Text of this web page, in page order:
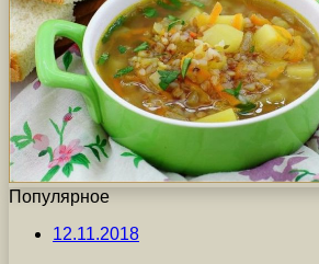
Популярное
12.11.2018